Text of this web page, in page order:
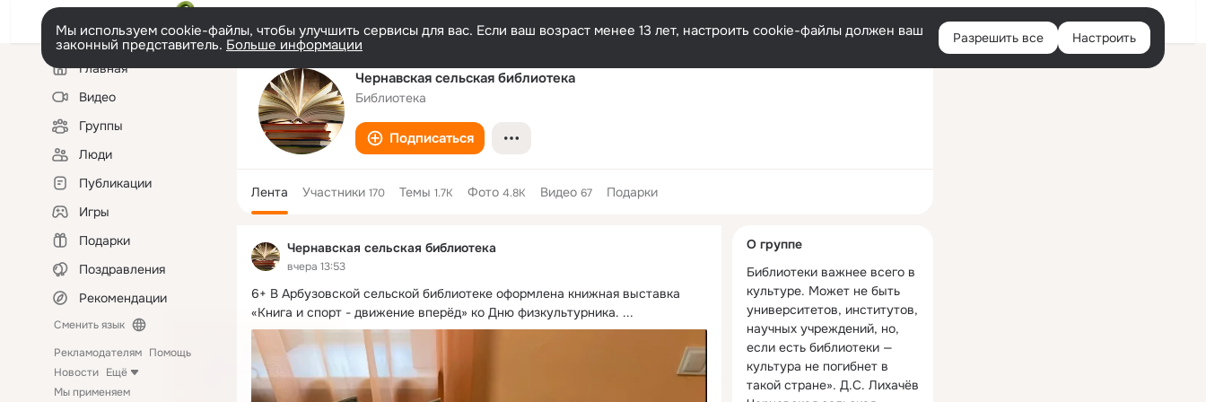
Войти
Мы используем cookie-файлы, чтобы улучшить сервисы для вас. Если ваш возраст менее 13 лет, настроить cookie-файлы должен ваш
законный представитель. Больше информации Разрешить все Настроить
Левая
колонкаГлавная
Видео
Группы
Люди
Публикации
Игры
Подарки
Поздравления
Рекомендации
Сменить язык
Рекламодателям Помощь
Новости Ещё
Мы применяем
Чернавская сельская библиотека
Библиотека
Подписаться
Лента Участники 170 Темы 1.7K Фото 4.8K Видео 67 Подарки
Чернавская сельская библиотека
вчера 13:53
6+ В Арбузовской сельской библиотеке оформлена книжная выставка
«Книга и спорт - движение вперёд» ко Дню физкультурника. ...
колонка
О группе
Библиотеки важнее всего в
культуре. Может не быть
университетов, институтов,
научных учреждений, но,
если есть библиотеки —
культура не погибнет в
такой стране». Д.С. Лихачёв